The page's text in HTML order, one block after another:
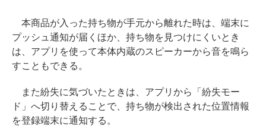
本商品が入った持ち物が手元から離れた時は、端末に
プッシュ通知が届くほか、持ち物を見つけにくいとき
は、アプリを使って本体内蔵のスピーカーから音を鳴ら
すこともできる。
また紛失に気づいたときは、アプリから「紛失モー
ド」へ切り替えることで、持ち物が検出された位置情報
を登録端末に通知する。